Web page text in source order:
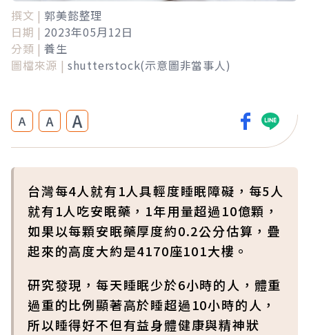
撰文 | 郭美懿整理
日期 | 2023年05月12日
分類 | 養生
圖檔來源 | shutterstock(示意圖非當事人)
A A A
台灣每4人就有1人具輕度睡眠障礙，每5人
就有1人吃安眠藥，1年用量超過10億顆，
如果以每顆安眠藥厚度約0.2公分估算，疊
起來的高度大約是4170座101大樓。
研究發現，每天睡眠少於6小時的人，體重
過重的比例顯著高於睡超過10小時的人，
所以睡得好不但有益身體健康與精神狀